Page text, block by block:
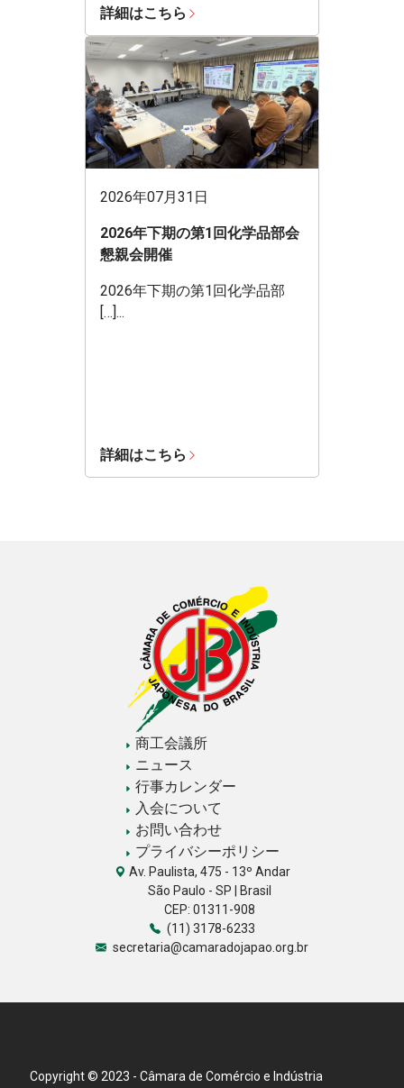
詳細はこちら
2026年07月31日
2026年下期の第1回化学品部会
懇親会開催
2026年下期の第1回化学品部
[…]...
詳細はこちら
商工会議所
ニュース
行事カレンダー
入会について
お問い合わせ
プライバシーポリシー
Av. Paulista, 475 - 13º Andar
São Paulo - SP | Brasil
CEP: 01311-908
(11) 3178-6233
secretaria@camaradojapao.org.br
Copyright © 2023 - Câmara de Comércio e Indústria